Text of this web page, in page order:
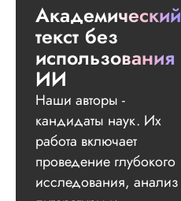
Академический
текст без
использования
ИИ
Наши авторы -
кандидаты наук. Их
работа включает
проведение глубокого
исследования, анализ